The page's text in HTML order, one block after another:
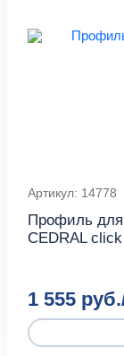
Артикул: 14778
Профиль
CEDRAL click
1 555